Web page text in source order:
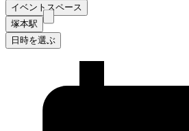
イベントスペース
塚本駅
日時を選ぶ